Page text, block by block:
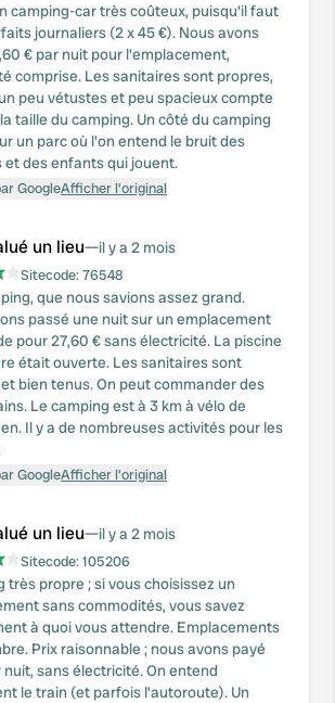
camping-car très coûteux, puisqu'il faut
journaliers (2 x 45 €). Nous avons
€ par nuit pour l'emplacement,
comprise. Les sanitaires sont propres,
peu vétustes et peu spacieux compte
taille du camping. Un côté du camping
un parc où l'on entend le bruit des
et des enfants qui jouent.
GoogleAfficher l'original
un lieu—il y a 2 mois
Sitecode:76548
que nous savions assez grand.
passé une nuit sur un emplacement
pour 27,60 € sans électricité. La piscine
était ouverte. Les sanitaires sont
bien tenus. On peut commander des
Le camping est à 3 km à vélo de
Il y a de nombreuses activités pour les
GoogleAfficher l'original
un lieu—il y a 2 mois
Sitecode:105206
très propre ; si vous choisissez un
sans commodités, vous savez
à quoi vous attendre. Emplacements
Prix raisonnable ; nous avons payé
nuit, sans électricité. On entend
le train (et parfois l’autoroute). Un